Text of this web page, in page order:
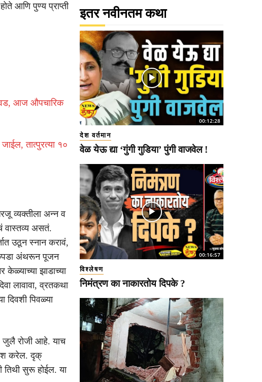
आणि पुण्य प्राप्ती
आज औपचारिक
तात्पुरत्या १०
व्यक्तीला अन्न व
वास्तव्य असतं.
उठून स्नान करावं,
अंथरून पूजन
केळ्याच्या झाडाच्या
लावावा, व्रतकथा
पिवळ्या
३ जुलै रोजी आहे. याच
करेल. दृक्
तिथी सुरू होईल. या
इतर नवीनतम कथा
00:12:28
देश वर्तमान
वेळ येऊ द्या ‘गुंगी गुडिया’ पुंगी वाजवेल !
00:16:57
विश्लेषण
निमंत्रण का नाकारतोय दिपके ?